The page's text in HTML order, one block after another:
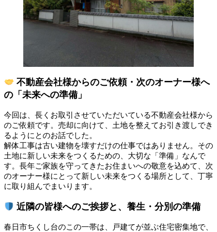
不動産会社様からのご依頼・次のオーナー様へ
の「未来への準備」
今回は、長くお取引させていただいている不動産会社様から
のご依頼です。売却に向けて、土地を整えてお引き渡しでき
るようにとのお話でした。
解体工事は古い建物を壊すだけの仕事ではありません。その
土地に新しい未来をつくるための、大切な「準備」なんで
す。長年ご家族を守ってきたお住まいへの敬意を込めて、次
のオーナー様にとって新しい未来をつくる場所として、丁寧
に取り組んでまいります。
近隣の皆様へのご挨拶と、養生・分別の準備
春日市ちくし台のこの一帯は、戸建てが並ぶ住宅密集地で、